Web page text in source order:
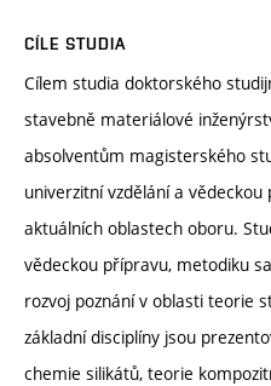
CÍLE STUDIA
Cílem studia doktorského
stavebně materiálové
absolventům magisterského
univerzitní vzdělání a
aktuálních oblastech oboru.
vědeckou přípravu, metodiku
rozvoj poznání v oblasti teorie
základní disciplíny jsou
chemie silikátů, teorie